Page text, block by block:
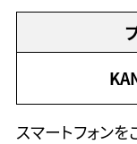
スマートフォン